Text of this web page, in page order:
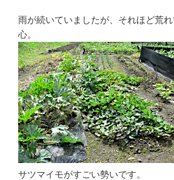
雨が続いていましたが、それほど荒
心。
サツマイモがすごい勢いです。